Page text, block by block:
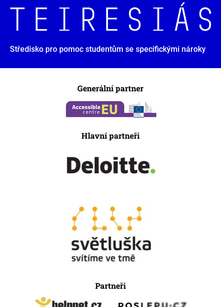
Středisko pro pomoc studentům se specifickými nároky
Generální partner
Hlavní partneři
Partneři